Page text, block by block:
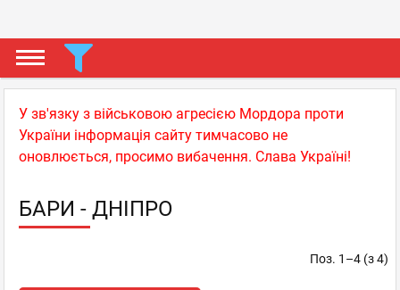
У зв'язку з військовою агресією Мордора проти
України інформація сайту тимчасово не
оновлюється, просимо вибачення. Слава Україні!
БАРИ - ДНІПРО
Поз. 1–4 (з 4)